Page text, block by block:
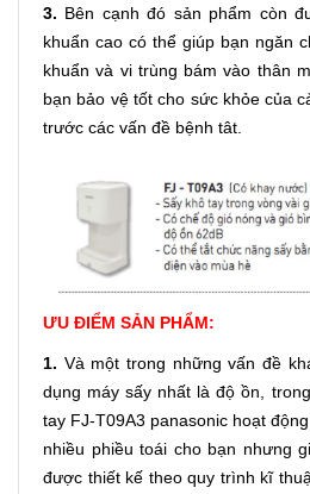
3. Bên cạnh đó sản phẩm còn
khuẩn cao có thể giúp bạn ngăn
khuẩn và vi trùng bám vào thân
bạn bảo vệ tốt cho sức khỏe của
trước các vấn đề bệnh tât.
ƯU ĐIỂM SẢN PHẨM:
1. Và một trong những vấn đề
dụng máy sấy nhất là độ ồn,
tay FJ-T09A3 panasonic hoạt
nhiều phiều toái cho bạn nhưng
được thiết kế theo quy trình kĩ